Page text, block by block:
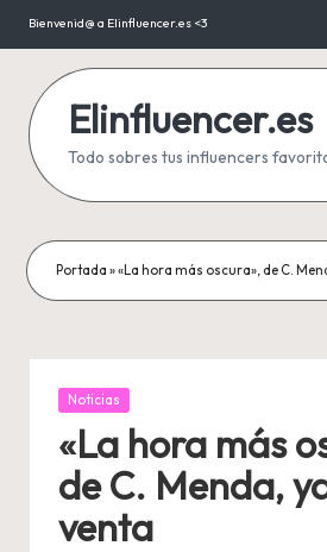
Saltar
contenido
Bienvenid@ a Elinfluencer.es <3
Elinfluencer.es
Todo sobres tus influencers
Portada »«La hora más oscura», de C.
Publicada
Noticias
«La hora más
de C. Menda,
venta